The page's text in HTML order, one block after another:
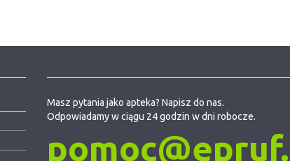
Masz pytania jako apteka? Napisz do nas.
Odpowiadamy w ciągu 24 godzin w dni robocze.